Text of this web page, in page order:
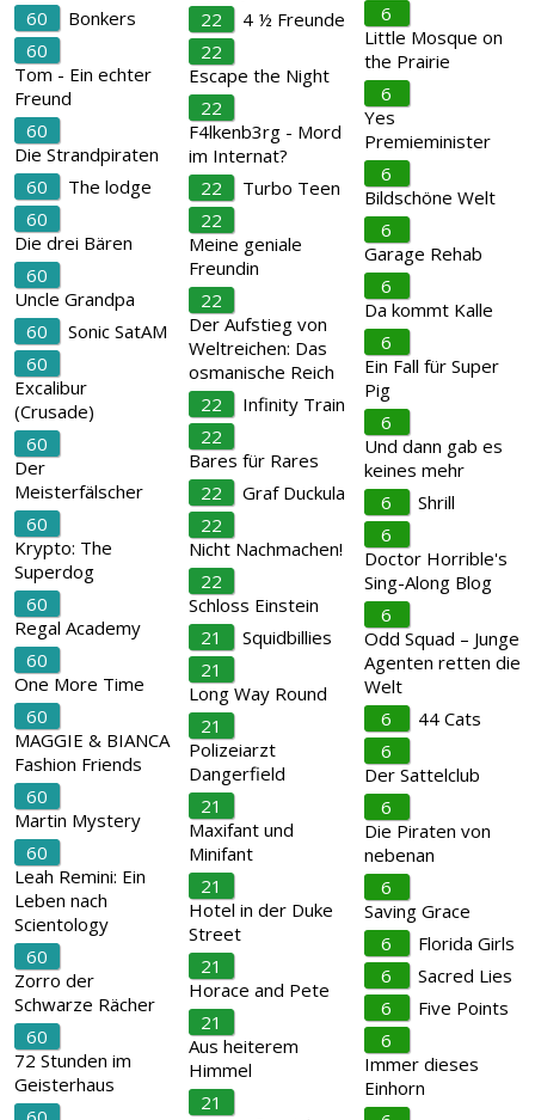
60
Bonkers
60
Tom - Ein echter
Freund
60
Die Strandpiraten
60
The lodge
60
Die drei Bären
60
Uncle Grandpa
60
Sonic SatAM
60
Excalibur
(Crusade)
60
Der
Meisterfälscher
60
Krypto: The
Superdog
60
Regal Academy
60
One More Time
60
MAGGIE & BIANCA
Fashion Friends
60
Martin Mystery
60
Leah Remini: Ein
Leben nach
Scientology
60
Zorro der
Schwarze Rächer
60
72 Stunden im
Geisterhaus
22
4 ½ Freunde
22
Escape the Night
22
F4lkenb3rg - Mord
im Internat?
22
Turbo Teen
22
Meine geniale
Freundin
22
Der Aufstieg von
Weltreichen: Das
osmanische Reich
22
Infinity Train
22
Bares für Rares
22
Graf Duckula
22
Nicht Nachmachen!
22
Schloss Einstein
21
Squidbillies
21
Long Way Round
21
Polizeiarzt
Dangerfield
21
Maxifant und
Minifant
21
Hotel in der Duke
Street
21
Horace and Pete
21
Aus heiterem
Himmel
21
6
Little Mosque on
the Prairie
6
Yes
Premieminister
6
Bildschöne Welt
6
Garage Rehab
6
Da kommt Kalle
6
Ein Fall für Super
Pig
6
Und dann gab es
keines mehr
6
Shrill
6
Doctor Horrible's
Sing-Along Blog
6
Odd Squad – Junge
Agenten retten die
Welt
6
44 Cats
6
Der Sattelclub
6
Die Piraten von
nebenan
6
Saving Grace
6
Florida Girls
6
Sacred Lies
6
Five Points
6
Immer dieses
Einhorn